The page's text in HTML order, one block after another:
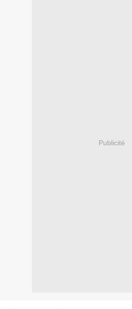
Publicité